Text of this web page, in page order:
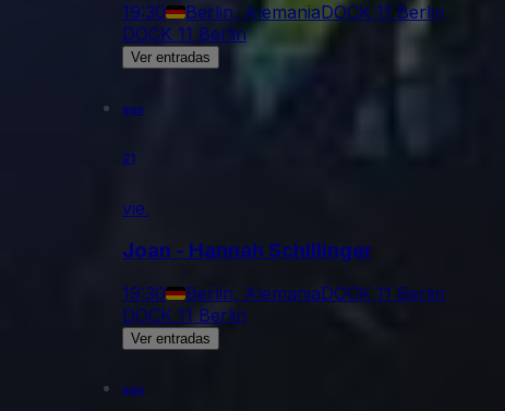
19:30 Berlin, AlemaniaDOCK 11 Berlin
DOCK 11 Berlin
Ver entradas
ago
21
vie.
Joan - Hannah Schillinger
19:30 Berlin, AlemaniaDOCK 11 Berlin
DOCK 11 Berlin
Ver entradas
ago